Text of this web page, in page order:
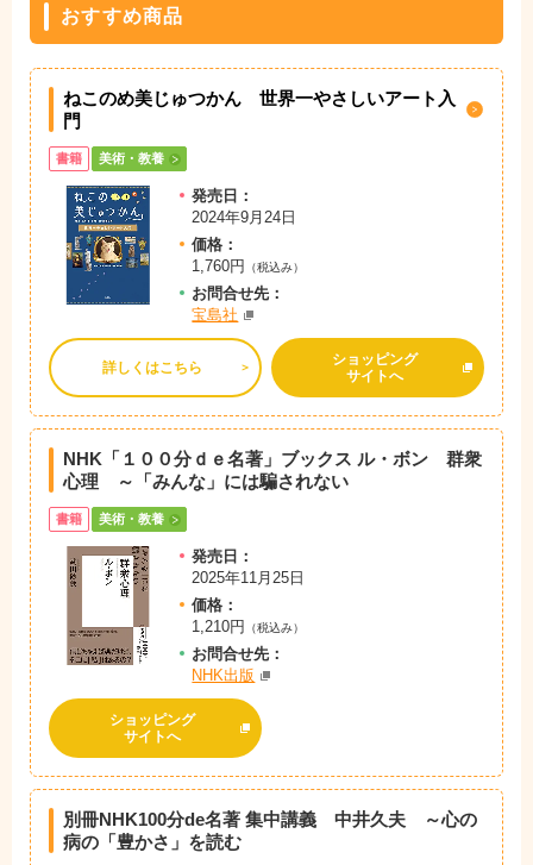
おすすめ商品
ねこのめ美じゅつかん 世界一やさしいアート入
門
書籍 美術・教養
発売日：
2024年9月24日
価格：
1,760円
（税込み）
お問合せ先：
宝島社
詳しくはこちら
ショッピング
サイトへ
NHK「１００分ｄｅ名著」ブックス ル・ボン 群衆
心理 ～「みんな」には騙されない
書籍 美術・教養
発売日：
2025年11月25日
価格：
1,210円
（税込み）
お問合せ先：
NHK出版
ショッピング
サイトへ
別冊NHK100分de名著 集中講義 中井久夫 ～心の
病の「豊かさ」を読む